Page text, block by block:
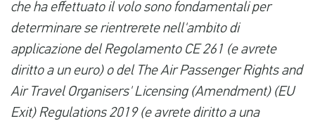
che ha effettuato il volo sono fondamentali per
determinare se rientrerete nell'ambito di
applicazione del Regolamento CE 261 (e avrete
diritto a un euro) o del The Air Passenger Rights and
Air Travel Organisers' Licensing (Amendment) (EU
Exit) Regulations 2019 (e avrete diritto a una